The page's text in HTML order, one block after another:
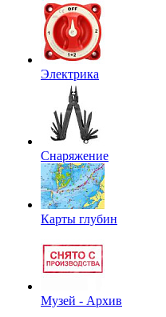
Электрика
Снаряжение
Карты глубин
Музей - Архив